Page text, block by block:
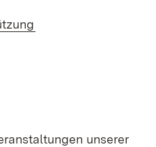
unserer